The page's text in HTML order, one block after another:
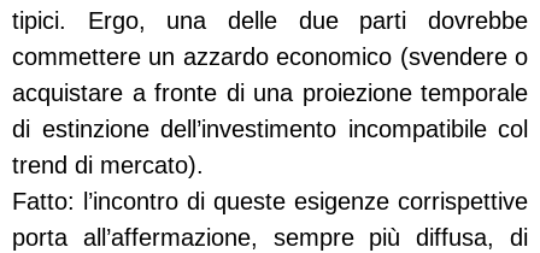
tipici. Ergo, una delle due parti dovrebbe
commettere un azzardo economico (svendere o
acquistare a fronte di una proiezione temporale
di estinzione dell’investimento incompatibile col
trend di mercato).
Fatto: l’incontro di queste esigenze corrispettive
porta all’affermazione, sempre più diffusa, di